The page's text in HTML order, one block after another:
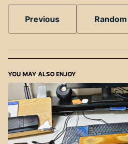
Previous Random
YOU MAY ALSO ENJOY